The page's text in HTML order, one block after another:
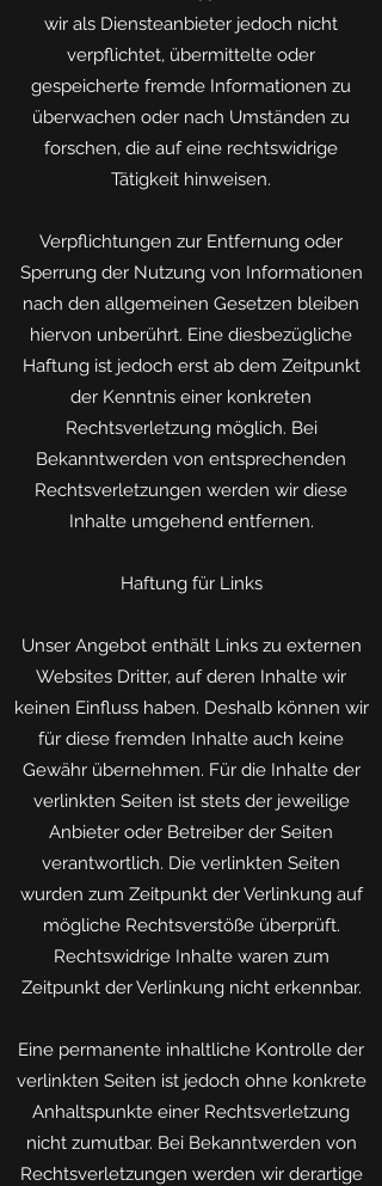
wir als Diensteanbieter jedoch nicht
verpflichtet, übermittelte oder
gespeicherte fremde Informationen zu
überwachen oder nach Umständen zu
forschen, die auf eine rechtswidrige
Tätigkeit hinweisen.
Verpflichtungen zur Entfernung oder
Sperrung der Nutzung von Informationen
nach den allgemeinen Gesetzen bleiben
hiervon unberührt. Eine diesbezügliche
Haftung ist jedoch erst ab dem Zeitpunkt
der Kenntnis einer konkreten
Rechtsverletzung möglich. Bei
Bekanntwerden von entsprechenden
Rechtsverletzungen werden wir diese
Inhalte umgehend entfernen.
Haftung für Links
Unser Angebot enthält Links zu externen
Websites Dritter, auf deren Inhalte wir
keinen Einfluss haben. Deshalb können wir
für diese fremden Inhalte auch keine
Gewähr übernehmen. Für die Inhalte der
verlinkten Seiten ist stets der jeweilige
Anbieter oder Betreiber der Seiten
verantwortlich. Die verlinkten Seiten
wurden zum Zeitpunkt der Verlinkung auf
mögliche Rechtsverstöße überprüft.
Rechtswidrige Inhalte waren zum
Zeitpunkt der Verlinkung nicht erkennbar.
Eine permanente inhaltliche Kontrolle der
verlinkten Seiten ist jedoch ohne konkrete
Anhaltspunkte einer Rechtsverletzung
nicht zumutbar. Bei Bekanntwerden von
Rechtsverletzungen werden wir derartige